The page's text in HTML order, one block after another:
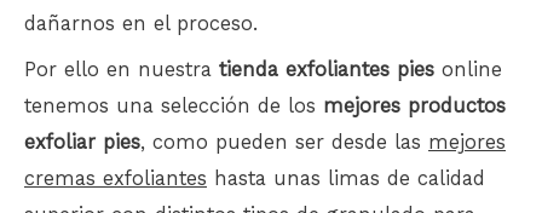
dañarnos en el proceso.
Por ello en nuestra tienda exfoliantes pies online
tenemos una selección de los mejores productos
exfoliar pies, como pueden ser desde las mejores
cremas exfoliantes hasta unas limas de calidad